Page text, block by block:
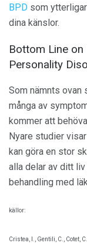
BPD som
dina känslor.
Bottom Line on
Personality
Som nämnts ovan
många av
kommer att
Nyare studier
kan göra en stor
alla delar av ditt
behandling med
källor:
Cristea, I., Gentili, C., Cotet,